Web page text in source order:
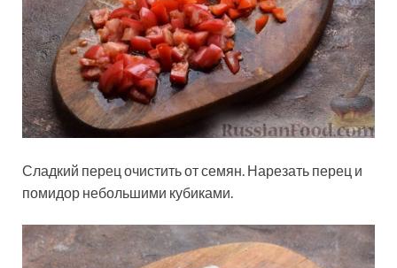
Сладкий перец очистить от семян. Нарезать перец и
помидор небольшими кубиками.